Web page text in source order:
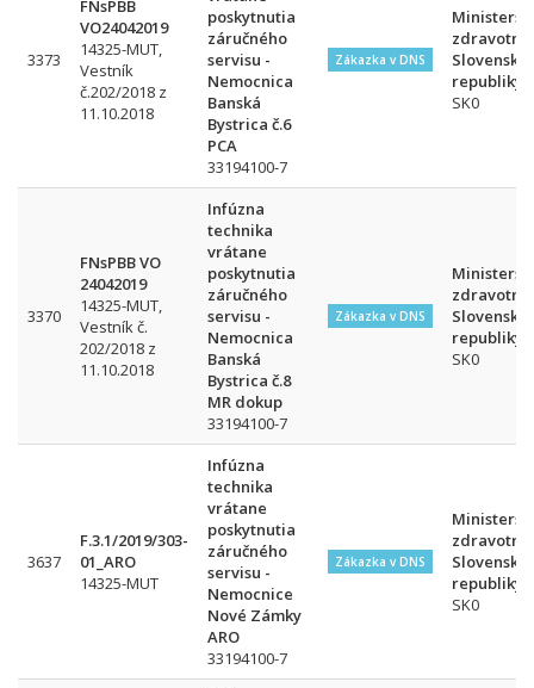
3373
FNsPBB
VO24042019
14325-MUT,
Vestník
č.202/2018 z
11.10.2018
poskytnutia
záručného
servisu -
Nemocnica
Banská
Bystrica č.6
PCA
33194100-7
Zákazka v DNS
Slovenskej
republiky
SK0
3370
FNsPBB VO
24042019
14325-MUT,
Vestník č.
202/2018 z
11.10.2018
Infúzna
technika
vrátane
poskytnutia
záručného
servisu -
Nemocnica
Banská
Bystrica č.8
MR dokup
33194100-7
Zákazka v DNS
Slovenskej
republiky
SK0
3637
F.3.1/2019/303-
01_ARO
14325-MUT
Infúzna
technika
vrátane
poskytnutia
záručného
servisu -
Nemocnice
Nové Zámky
ARO
33194100-7
Zákazka v DNS
Slovenskej
republiky
SK0